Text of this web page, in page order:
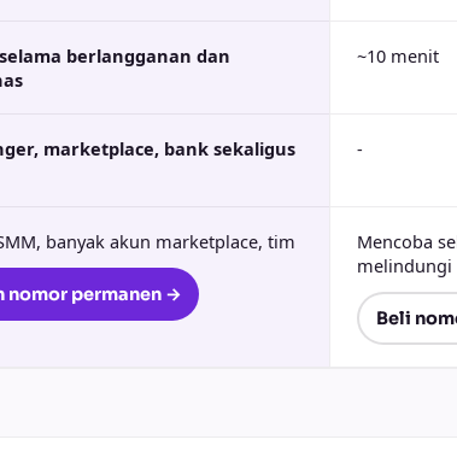
berlangganan dan
~10 menit
marketplace, bank sekaligus -
banyak akun marketplace, tim
nomor permanen →
Mencoba
melindungi
Beli